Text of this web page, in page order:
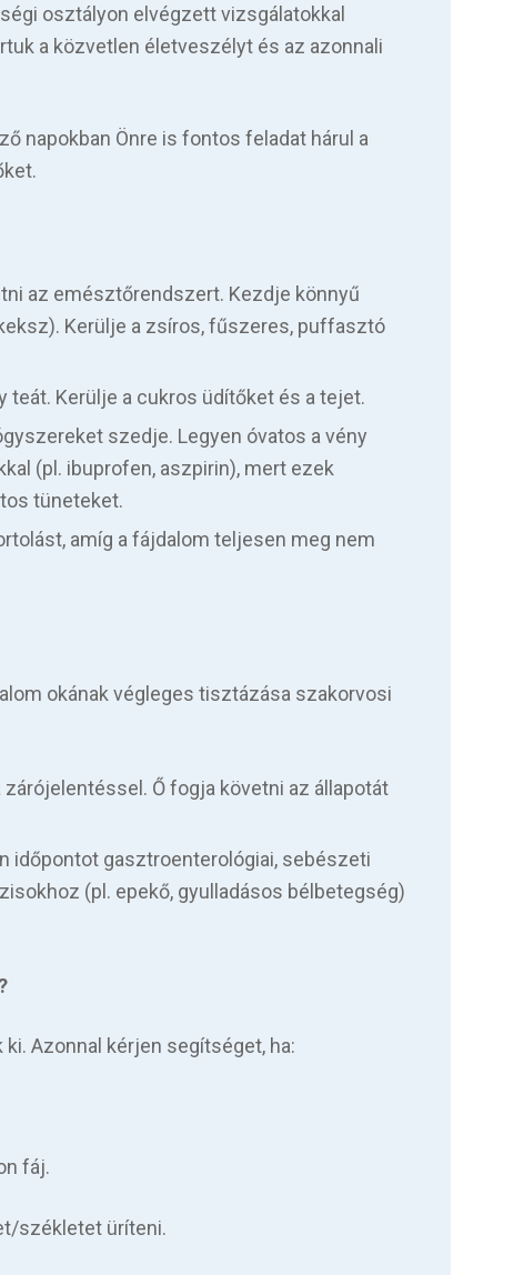
osztályon elvégzett vizsgálatokkal
a közvetlen életveszélyt és az azonnali
napokban Önre is fontos feladat hárul a
az emésztőrendszert. Kezdje könnyű
Kerülje a zsíros, fűszeres, puffasztó
Kerülje a cukros üdítőket és a tejet.
szedje. Legyen óvatos a vény
(pl. ibuprofen, aszpirin), mert ezek
tüneteket.
amíg a fájdalom teljesen meg nem
okának végleges tisztázása szakorvosi
Ő fogja követni az állapotát
időpontot gasztroenterológiai, sebészeti
(pl. epekő, gyulladásos bélbetegség)
Azonnal kérjen segítséget, ha:
fáj.
székletet üríteni.